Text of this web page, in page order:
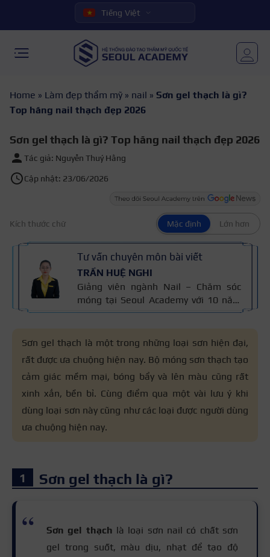
Tiếng Việt
Home » Làm đẹp thẩm mỹ » nail » Sơn gel thạch là gì?
Top hãng nail thạch đẹp 2026
Sơn gel thạch là gì? Top hãng nail thạch đẹp 2026
Tác giả: Nguyễn Thuý Hằng
Cập nhật: 23/06/2026
Kích thước chữ Mặc định Lớn hơn
Tư vấn chuyên môn bài viết
TRẦN HUỆ NGHI
Giảng viên ngành Nail – Chăm sóc
móng tại Seoul Academy với 10 năm
kinh nghiệm trong nghề. Có chuyên
móng, sơn gel, đắp bột và vẽ móng
đối chiếu với quy trình chăm sóc móng
chuẩn nghề và 10 năm kinh nghiệm
giảng dạy của cô, giúp người đọc nắm
thông tin đáng tin cậy.
Sơn gel thạch là một trong những loại sơn hiện đại,
rất được ưa chuộng hiện nay. Bộ móng sơn thạch tạo
cảm giác mềm mại, bóng bẩy và lên màu cũng rất
xinh xắn, bền bỉ. Cùng điểm qua một vài lưu ý khi
dùng loại sơn này cũng như các loại được người dùng
ưa chuộng hiện nay.
Sơn gel thạch là gì?
Sơn gel thạch là loại sơn nail có chất sơn
gel trong suốt, màu dịu, nhạt để tạo độ